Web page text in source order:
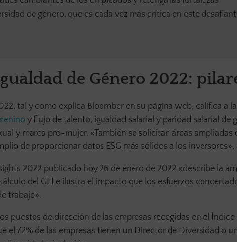
de género, que es cada vez más crítica en este
de Género 2022:
tal y como explica Bloomber en su página web, califica a
y flujo de talento, igualdad salarial y paridad salarial de
y marca pro-mujer. «También se solicitan áreas ampliadas
de proporcionar datos ESG más sólidos a los inversores»,
2022 publicado hoy 26 de enero de 2022 «describe la
del GEI e ilustra el impacto que los esfuerzos
trabajo».
puestos de dirección de las empresas recogidas en el Índice
el 72% de las empresas tienen un Director de Diversidad o